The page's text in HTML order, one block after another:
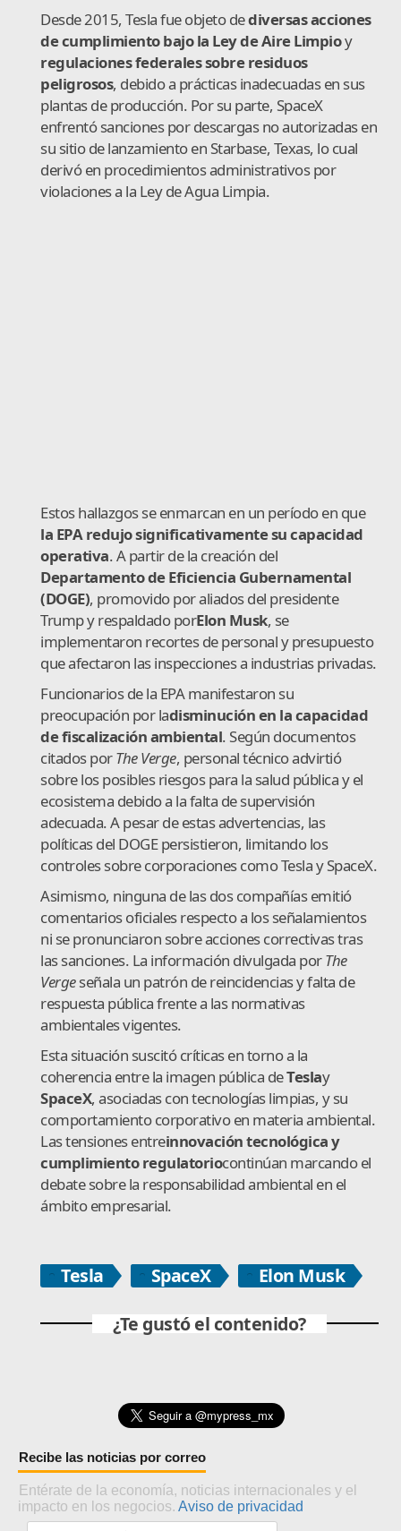
Desde 2015, Tesla fue objeto dediversas acciones
de cumplimiento bajo la Ley de Aire Limpioy
regulaciones federales sobre residuos
peligrosos, debido a prácticas inadecuadas en sus
plantas de producción. Por su parte, SpaceX
enfrentó sanciones por descargas no autorizadas en
su sitio de lanzamiento en Starbase, Texas, lo cual
derivó en procedimientos administrativos por
violaciones a la Ley de Agua Limpia.
Estos hallazgos se enmarcan en un período en que
la EPA redujo significativamente su capacidad
operativa. A partir de la creación del
Departamento de Eficiencia Gubernamental
(DOGE), promovido por aliados del presidente
Trump y respaldado porElon Musk, se
implementaron recortes de personal y presupuesto
que afectaron las inspecciones a industrias privadas.
Funcionarios de la EPA manifestaron su
preocupación por ladisminución en la capacidad
de fiscalización ambiental. Según documentos
citados porThe Verge, personal técnico advirtió
sobre los posibles riesgos para la salud pública y el
ecosistema debido a la falta de supervisión
adecuada. A pesar de estas advertencias, las
políticas del DOGE persistieron, limitando los
controles sobre corporaciones como Tesla y SpaceX.
Asimismo, ninguna de las dos compañías emitió
comentarios oficiales respecto a los señalamientos
ni se pronunciaron sobre acciones correctivas tras
las sanciones. La información divulgada porThe
Vergeseñala un patrón de reincidencias y falta de
respuesta pública frente a las normativas
ambientales vigentes.
Esta situación suscitó críticas en torno a la
coherencia entre la imagen pública deTeslay
SpaceX, asociadas con tecnologías limpias, y su
comportamiento corporativo en materia ambiental.
Las tensiones entreinnovación tecnológica y
cumplimiento regulatoriocontinúan marcando el
debate sobre la responsabilidad ambiental en el
ámbito empresarial.
Tesla SpaceX
Elon Musk
¿Te gustó el contenido?
Recibe las noticias por correo
Entérate de la economía, noticias internacionales y el
impacto en los negocios. Aviso de privacidad